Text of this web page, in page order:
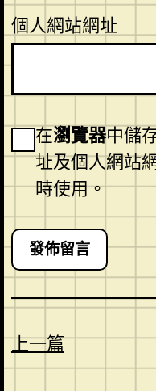
個人網站網址
在瀏覽器中儲
址及個人網站
時使用。
上一篇